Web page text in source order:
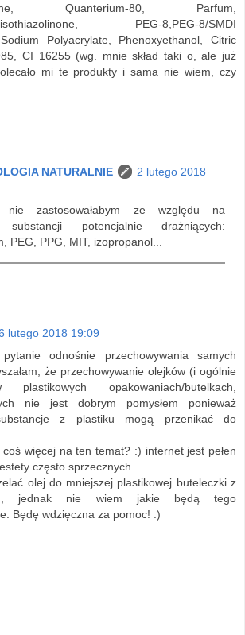
Quanterium-80, Parfum,
PEG-8,PEG-8/SMDI
Polyacrylate, Phenoxyethanol, Citric
CI 16255 (wg. mnie skład taki o, ale już
mi te produkty i sama nie wiem, czy
NATURALNIE
2 lutego 2018
nie zastosowałabym ze względu na
substancji potencjalnie drażniących:
PEG, PPG, MIT, izopropanol...
lutego 2018 19:09
odnośnie przechowywania samych
że przechowywanie olejków (i ogólnie
opakowaniach/butelkach,
nie jest dobrym pomysłem ponieważ
z plastiku mogą przenikać do
więcej na ten temat? :) internet jest pełen
często sprzecznych
olej do mniejszej plastikowej buteleczki z
jednak nie wiem jakie będą tego
Będę wdzięczna za pomoc! :)